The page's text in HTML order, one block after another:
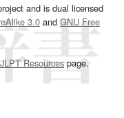
and is dual licensed
3.0and GNU Free
JLPT Resourcespage.